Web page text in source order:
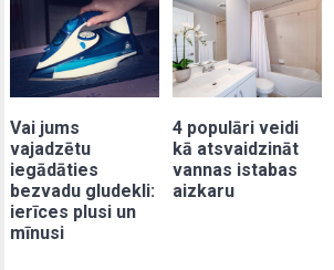
Vai jums
vajadzētu
iegādāties
bezvadu gludekli:
ierīces plusi un
mīnusi
4 populāri veidi
kā atsvaidzināt
vannas istabas
aizkaru